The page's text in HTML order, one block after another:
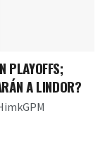
PLAYOFFS;
A LINDOR?